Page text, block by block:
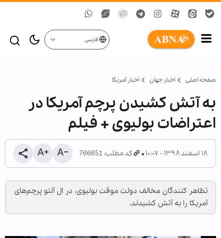
فارسی
صفحه اصلی اخبار جهان اخبار آمریکا
به آتش کشیدن پرچم آمریکا در
اعتراضات بولیوی + فیلم
۱۸ اسفند ۱۳۹۸ - ۱۰:۰۷ کد مطلب: 766651
تظاهر کنندگان مخالف دولت موقت بولیوی، در ال آلتو پرچم‌های
آمریکا را به آتش کشیدند.